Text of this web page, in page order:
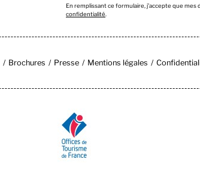
En remplissant ce formulaire, j’accepte que
confidentialité
Brochures Presse Mentions légales